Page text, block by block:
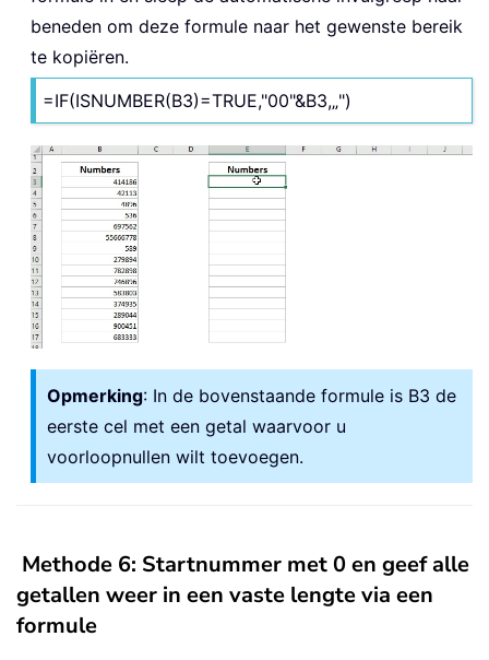
beneden om deze formule naar het gewenste bereik
te kopiëren.
=IF(ISNUMBER(B3)=TRUE,"00"&B3,„")
Opmerking: In de bovenstaande formule is B3 de
eerste cel met een getal waarvoor u
voorloopnullen wilt toevoegen.
Methode 6: Startnummer met 0 en geef alle
getallen weer in een vaste lengte via een
formule